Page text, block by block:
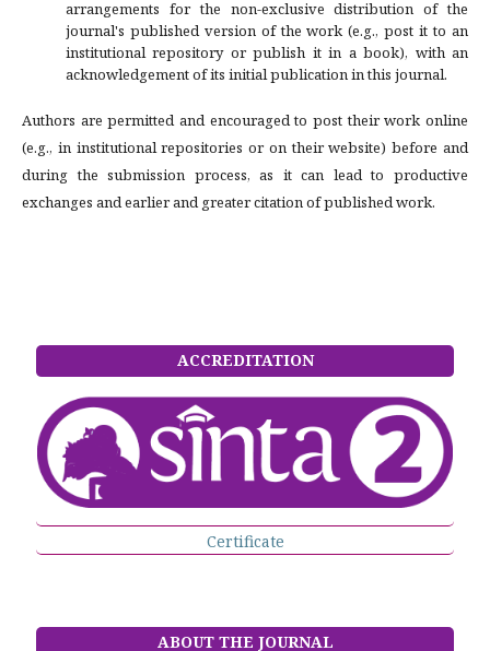
arrangements for the non-exclusive distribution of the
journal's published version of the work (e.g., post it to an
institutional repository or publish it in a book), with an
acknowledgement of its initial publication in this journal.
Authors are permitted and encouraged to post their work online
(e.g., in institutional repositories or on their website) before and
during the submission process, as it can lead to productive
exchanges and earlier and greater citation of published work.
ACCREDITATION
Certificate
ABOUT THE JOURNAL